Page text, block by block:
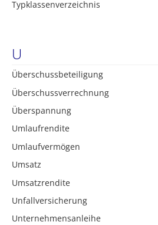
Typklassenverzeichnis
U
Überschussbeteiligung
Überschussverrechnung
Überspannung
Umlaufrendite
Umlaufvermögen
Umsatz
Umsatzrendite
Unfallversicherung
Unternehmensanleihe